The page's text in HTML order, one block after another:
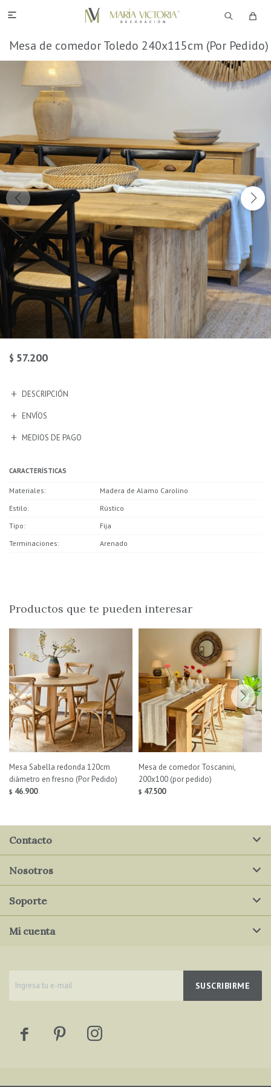

Mesa de comedor Toledo 240x115cm (Por Pedido)
$ 57.200
DESCRIPCIÓN
ENVÍOS
MEDIOS DE PAGO
CARACTERÍSTICAS
Materiales
Madera de Alamo Carolino
Estilo
Rústico
Tipo
Fija
Terminaciones
Arenado
Productos que te pueden interesar
Mesa Sabella redonda 120cm
diámetro en fresno (Por Pedido)
$ 46.900
Mesa de comedor Toscanini,
200x100 (por pedido)
$ 47.500
SUSCRIBIRME
  
Contacto
Nosotros
Soporte
Mi cuenta